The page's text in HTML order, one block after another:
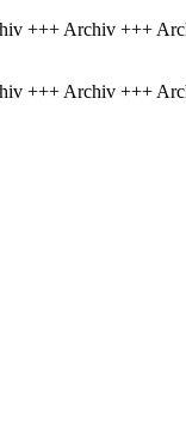
+++ Archiv +++
+++ Archiv +++